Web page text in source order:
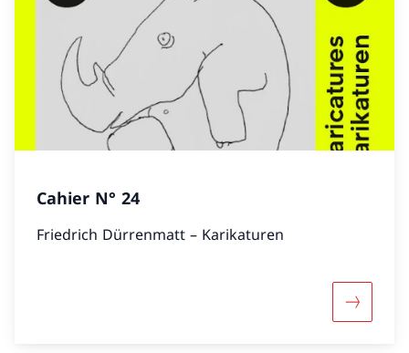
Cahier N° 24
Friedrich Dürrenmatt – Karikaturen
Mehr